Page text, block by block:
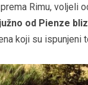
Rimu, voljeli
od Pienze
koji su ispunjeni